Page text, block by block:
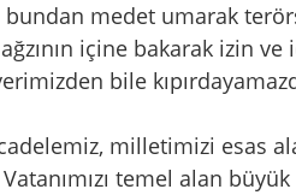
medet umarak
içine bakarak izin ve
bile
milletimizi esas
temel alan